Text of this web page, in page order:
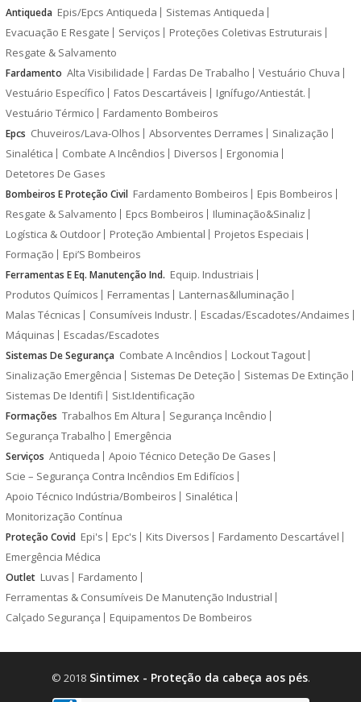
Antiqueda Epis/Epcs Antiqueda
Sistemas Antiqueda
Evacuação E Resgate
Serviços
Proteções Coletivas Estruturais
Resgate & Salvamento
Fardamento Alta Visibilidade Fardas De Trabalho
Vestuário Chuva
Vestuário Específico
Fatos Descartáveis
Ignífugo/Antiestát.
Vestuário Térmico
Fardamento Bombeiros
Epcs Chuveiros/Lava-Olhos Absorventes Derrames
Sinalização
Sinalética
Combate A Incêndios Diversos
Ergonomia
Detetores De Gases
Bombeiros E Proteção Civil Fardamento Bombeiros
Epis Bombeiros
Resgate & Salvamento
Epcs Bombeiros
Iluminação&Sinaliz
Logística & Outdoor
Proteção Ambiental
Projetos Especiais
Formação
Epi’S Bombeiros
Ferramentas E Eq. Manutenção Ind. Equip. Industriais
Produtos Químicos
Ferramentas
Lanternas&Iluminação
Malas Técnicas
Consumíveis Industr.
Escadas/Escadotes/Andaimes
Máquinas
Escadas/Escadotes
Sistemas De Segurança Combate A Incêndios
Lockout Tagout
Sinalização Emergência
Sistemas De Deteção
Sistemas De Extinção
Sistemas De Identifi
Sist.Identificação
Formações Trabalhos Em Altura
Segurança Incêndio
Segurança Trabalho
Emergência
Serviços Antiqueda
Apoio Técnico Deteção De Gases
Scie – Segurança Contra Incêndios Em Edifícios
Apoio Técnico Indústria/Bombeiros
Sinalética
Monitorização Contínua
Proteção Covid Epi's Epc's Kits Diversos
Fardamento Descartável
Emergência Médica
Outlet Luvas
Fardamento
Ferramentas & Consumíveis De Manutenção Industrial
Calçado Segurança
Equipamentos De Bombeiros
© 2018Sintimex - Proteção da cabeça aos pés.